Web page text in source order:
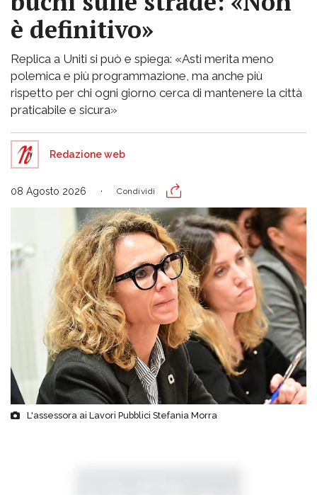
è definitivo»
Replica a Uniti si può e spiega: «Asti merita meno
polemica e più programmazione, ma anche più
rispetto per chi ogni giorno cerca di mantenere la città
praticabile e sicura»
Redazione web
08 Agosto 2026 Condividi
L'assessora ai Lavori Pubblici Stefania Morra